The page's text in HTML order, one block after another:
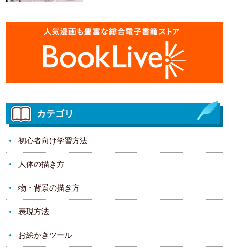
カテゴリ
初心者向け学習方法
人体の描き方
物・背景の描き方
表現方法
お絵かきツール